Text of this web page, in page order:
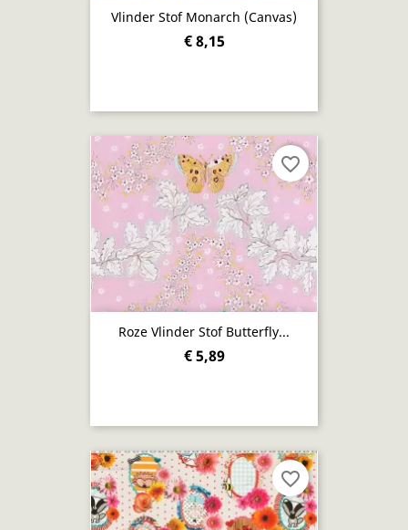
Vlinder Stof Monarch (Canvas)
€ 8,15
Roze Vlinder Stof Butterfly...
€ 5,89
favorite_border
favorite_border